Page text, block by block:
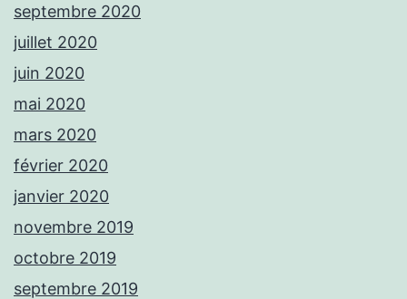
septembre 2020
juillet 2020
juin 2020
mai 2020
mars 2020
février 2020
janvier 2020
novembre 2019
octobre 2019
septembre 2019